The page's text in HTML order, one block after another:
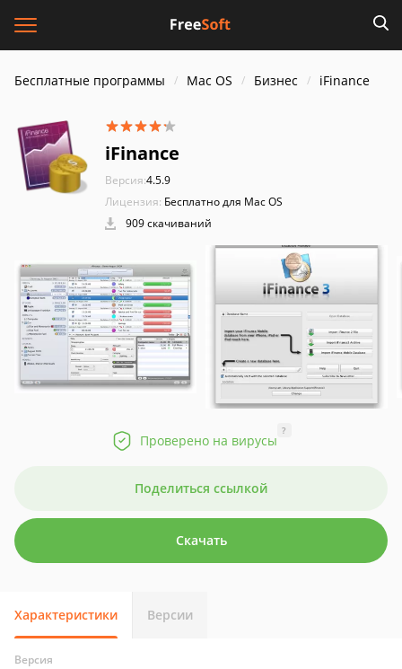
Бесплатные программы Mac OS Бизнес iFinance
iFinance
Версия:4.5.9
Лицензия: Бесплатно для Mac OS
909 скачиваний
Проверено на вирусы
?
Поделиться ссылкой
Скачать
Характеристики Версии
Версия